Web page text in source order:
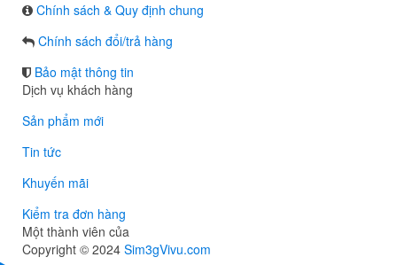
Chính sách & Quy định chung
Chính sách đổi/trả hàng
Bảo mật thông tin
Dịch vụ khách hàng
Sản phẩm mới
Tin tức
Khuyến mãi
Kiểm tra đơn hàng
Một thành viên của
Copyright © 2024 Sim3gVivu.com